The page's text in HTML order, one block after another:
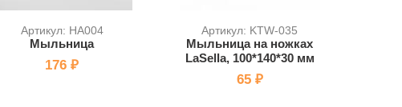
Артикул: HA004
Мыльница
176 ₽
Артикул: KTW-035
Мыльница на ножках
LaSella, 100*140*30 мм
65 ₽